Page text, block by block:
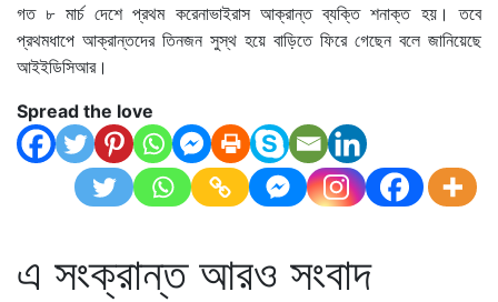
গত ৮ মার্চ দেশে প্রথম করেনাভাইরাস আক্রান্ত ব্যক্তি শনাক্ত হয়। তবে
প্রথমধাপে আক্রান্তদের তিনজন সুস্থ হয়ে বাড়িতে ফিরে গেছেন বলে জানিয়েছে
আইইডিসিআর।
Spread the love
এ সংক্রান্ত আরও সংবাদ